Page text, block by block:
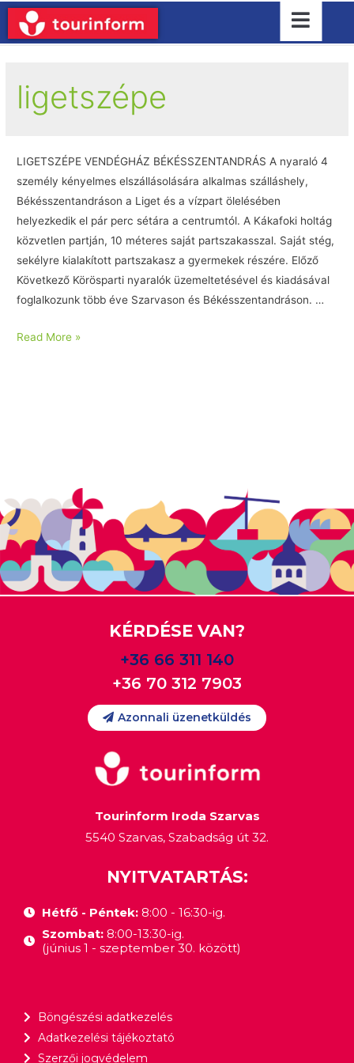
ligetszépe
LIGETSZÉPE VENDÉGHÁZ BÉKÉSSZENTANDRÁS A nyaraló 4
személy kényelmes elszállásolására alkalmas szálláshely,
Békésszentandráson a Liget és a vízpart ölelésében
helyezkedik el pár perc sétára a centrumtól. A Kákafoki holtág
közvetlen partján, 10 méteres saját partszakasszal. Saját stég,
sekélyre kialakított partszakasz a gyermekek részére. Előző
Következő Körösparti nyaralók üzemeltetésével és kiadásával
foglalkozunk több éve Szarvason és Békésszentandráson. …
Read More »
KÉRDÉSE VAN?
+36 66 311 140
+36 70 312 7903
Azonnali üzenetküldés
Tourinform Iroda Szarvas
5540 Szarvas, Szabadság út 32.
NYITVATARTÁS:
Hétfő - Péntek:8:00 - 16:30-ig.
Szombat: 8:00-13:30-ig.
(június 1 - szeptember 30. között)
Böngészési adatkezelés
Adatkezelési tájékoztató
Szerzői jogvédelem